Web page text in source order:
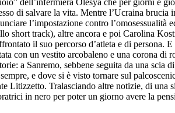
dell’infermiera Olesya che per giorni e
di salvare la vita. Mentre l’Ucraina
l’impostazione contro
short track), altre ancora e poi Carolina
il suo percorso d’atleta e di
con un vestito arcobaleno e una corona di
a Sanremo, sebbene seguita da una
e dove si è visto tornare sul
Litizzetto. Tralasciando altre notizie, di una
in nero per poter un giorno avere la